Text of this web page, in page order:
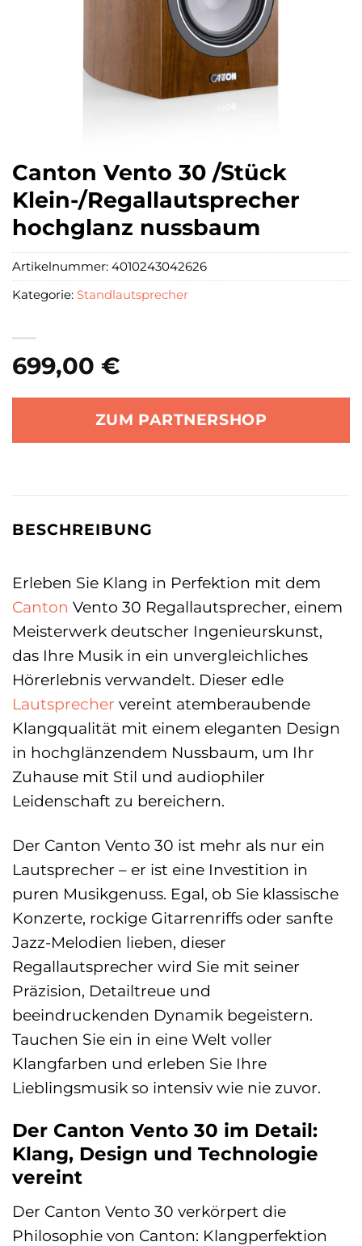
Canton Vento 30 /Stück
Klein-/Regallautsprecher
hochglanz nussbaum
699,00 €
ZUM PARTNERSHOP
Artikelnummer: 4010243042626
Kategorie: Standlautsprecher
BESCHREIBUNG
Erleben Sie Klang in Perfektion mit dem
Canton Vento 30 Regallautsprecher, einem
Meisterwerk deutscher Ingenieurskunst,
das Ihre Musik in ein unvergleichliches
Hörerlebnis verwandelt. Dieser edle
Lautsprecher vereint atemberaubende
Klangqualität mit einem eleganten Design
in hochglänzendem Nussbaum, um Ihr
Zuhause mit Stil und audiophiler
Leidenschaft zu bereichern.
Der Canton Vento 30 ist mehr als nur ein
Lautsprecher – er ist eine Investition in
puren Musikgenuss. Egal, ob Sie klassische
Konzerte, rockige Gitarrenriffs oder sanfte
Jazz-Melodien lieben, dieser
Regallautsprecher wird Sie mit seiner
Präzision, Detailtreue und
beeindruckenden Dynamik begeistern.
Tauchen Sie ein in eine Welt voller
Klangfarben und erleben Sie Ihre
Lieblingsmusik so intensiv wie nie zuvor.
Der Canton Vento 30 im Detail:
Klang, Design und Technologie
vereint
Der Canton Vento 30 verkörpert die
Philosophie von Canton: Klangperfektion